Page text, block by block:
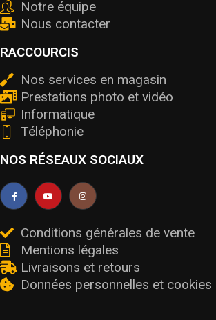
Notre équipe
Nous contacter
RACCOURCIS
Nos services en magasin
Prestations photo et vidéo
Informatique
Téléphonie
NOS RÉSEAUX SOCIAUX
Conditions générales de vente
Mentions légales
Livraisons et retours
Données personnelles et cookies